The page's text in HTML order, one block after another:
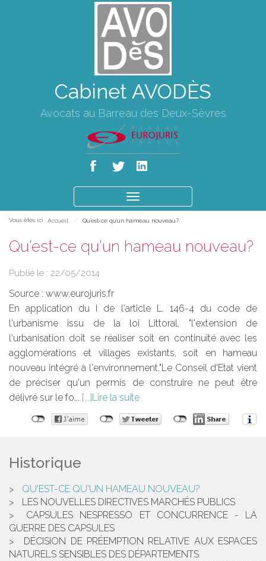
Cabinet AVODÈS
Avocats au Barreau des Deux-Sèvres
le
Vous êtes ici : Accueil Qu'est-ce qu'un hameau nouveau?
Qu'est-ce qu'un hameau nouveau?
Publié le : 22/05/2014
Source : www.eurojuris.fr
En application du I de l'article L. 146-4 du code de
l'urbanisme issu de la loi Littoral, "l'extension de
l'urbanisation doit se réaliser soit en continuité avec les
agglomérations et villages existants, soit en hameau
nouveau intégré à l'environnement."Le Conseil d'Etat vient
de préciser qu'un permis de construire ne peut être
délivré sur le fo...
Lire la suite
Historique
QU'EST-CE QU'UN HAMEAU NOUVEAU?
LES NOUVELLES DIRECTIVES MARCHÉS PUBLICS
CAPSULES NESPRESSO ET CONCURRENCE - LA
GUERRE DES CAPSULES
DÉCISION DE PRÉEMPTION RELATIVE AUX ESPACES
NATURELS SENSIBLES DES DÉPARTEMENTS